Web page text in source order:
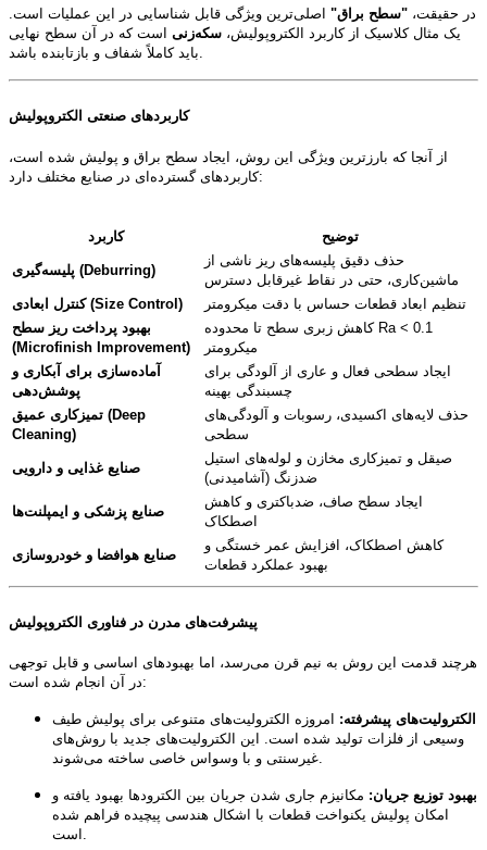
در حقیقت، "سطح براق" اصلی‌ترین ویژگی قابل شناسایی در این عملیات است.
یک مثال کلاسیک از کاربرد الکتروپولیش، سکه‌زنی است که در آن سطح نهایی
باید کاملاً شفاف و بازتابنده باشد.
کاربردهای صنعتی الکتروپولیش
از آنجا که بارزترین ویژگی این روش، ایجاد سطح براق و پولیش شده است،
کاربردهای گسترده‌ای در صنایع مختلف دارد:
کاربرد توضیح
پلیسه‌گیری (Deburring)
حذف دقیق پلیسه‌های ریز ناشی از
ماشین‌کاری، حتی در نقاط غیرقابل دسترس
کنترل ابعادی (Size Control)
تنظیم ابعاد قطعات حساس با دقت میکرومتر
بهبود پرداخت ریز سطح
(Microfinish Improvement)
کاهش زبری سطح تا محدوده Ra < 0.1
میکرومتر
آماده‌سازی برای آبکاری و
پوشش‌دهی
ایجاد سطحی فعال و عاری از آلودگی برای
چسبندگی بهینه
تمیزکاری عمیق (Deep
Cleaning)
حذف لایه‌های اکسیدی، رسوبات و آلودگی‌های
سطحی
صنایع غذایی و دارویی
صیقل و تمیزکاری مخازن و لوله‌های استیل
ضدزنگ (آشامیدنی)
صنایع پزشکی و ایمپلنت‌ها
ایجاد سطح صاف، ضدباکتری و کاهش
اصطکاک
صنایع هوافضا و خودروسازی
کاهش اصطکاک، افزایش عمر خستگی و
بهبود عملکرد قطعات
پیشرفت‌های مدرن در فناوری الکتروپولیش
هرچند قدمت این روش به نیم قرن می‌رسد، اما بهبودهای اساسی و قابل توجهی
در آن انجام شده است:
الکترولیت‌های پیشرفته: امروزه الکترولیت‌های متنوعی برای پولیش طیف
وسیعی از فلزات تولید شده است. این الکترولیت‌های جدید با روش‌های
غیرسنتی و با وسواس خاصی ساخته می‌شوند.
بهبود توزیع جریان: مکانیزم جاری شدن جریان بین الکترودها بهبود یافته و
امکان پولیش یکنواخت قطعات با اشکال هندسی پیچیده فراهم شده
است.